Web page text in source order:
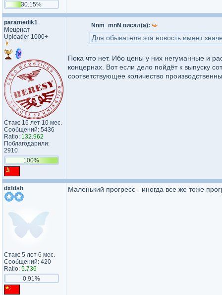
30.15%
paramedik1
Меценат
Uploader 1000+
Стаж: 16 лет 10 мес.
Сообщений: 5436
Ratio: 132.962
Поблагодарили:
2910
100%
Nnm_mnN писал(а):
Для обывателя эта новость имеет
Пока что нет. Ибо цены у них негуманные и
концернах. Вот если дело пойдёт к выпуску
соответствующее количество
dxfdsh
Стаж: 5 лет 6 мес.
Сообщений: 420
Ratio: 5.736
0.91%
Маленький прогресс - иногда все же тоже